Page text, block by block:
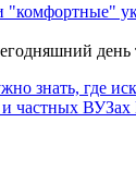
день
знать, где
и частных